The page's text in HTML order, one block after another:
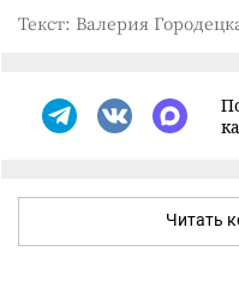
Текст: Валерия
Читать